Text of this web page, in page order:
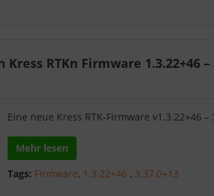
RTKn Firmware 1.3.22+46 –
Eine neue Kress RTK-Firmware v1.3.22+46
Mehr lesen
Tags: Firmware, 1.3.22+46 , 3.37.0+13